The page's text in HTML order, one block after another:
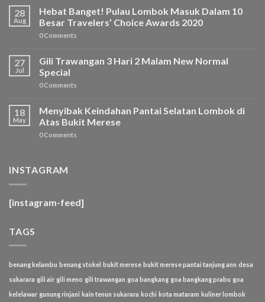
28
Aug
Hebat Banget! Pulau Lombok Masuk Dalam 10
Besar Travelers’ Choice Awards 2020
0 Comments
27
Jul
Gili Trawangan 3 Hari 2 Malam New Normal
Special
0 Comments
18
May
Menyibak Keindahan Pantai Selatan Lombok di
Atas Bukit Merese
0 Comments
INSTAGRAM
[instagram-feed]
TAGS
benang kelambu benang stokel bukit merese bukit merese pantai tanjung ann desa
sukarara gili air gili meno gili trawangan goa bangkang goa bangkang prabu goa
kelelawar gunung rinjani kain tenun sukarara kochi kota mataram kuliner lombok